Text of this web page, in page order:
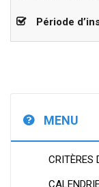
Période
MENU
CRITÈRES